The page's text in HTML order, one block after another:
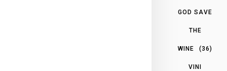
GOD SAVE
THE
WINE (36)
VINI